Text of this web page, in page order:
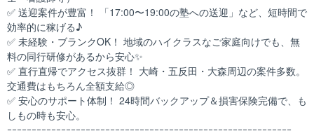
✅ 送迎案件が豊富！ 「17:00〜19:00の塾への送迎」など、短時間で
効率的に稼げる♪
✅ 未経験・ブランクOK！ 地域のハイクラスなご家庭向けでも、無
料の同行研修があるから安心✨
✅ 直行直帰でアクセス抜群！ 大崎・五反田・大森周辺の案件多数。
交通費はもちろん全額支給◎
✅ 安心のサポート体制！ 24時間バックアップ＆損害保険完備で、も
しもの時も安心。
ｰｰｰｰｰｰｰｰｰｰｰｰｰｰｰｰｰｰｰｰｰｰｰｰｰｰｰｰｰｰｰｰｰｰｰｰｰｰｰｰｰｰｰｰｰｰｰｰｰｰｰｰｰｰｰｰｰｰ